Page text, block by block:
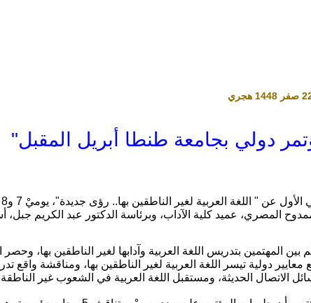
دولي بجامعة طنطا أبريل المقبل
المصري، عميد كلية الآداب، وبرئاسة الدكتور عبد الكريم جبل،
المهتمين بتدريس اللغة العربية وآدابها لغير الناطقين بها، وحصر
دولية تيسر اللغة العربية لغير الناطقين بها، ومناقشة واقع
الاتصال الحديثة، ومستقبل اللغة العربية في الشعوب غير الناطقة